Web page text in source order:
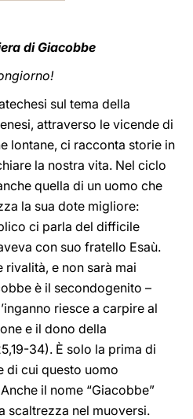
di Giacobbe
sul tema della
attraverso le vicende di
lontane, ci racconta storie in
la nostra vita. Nel ciclo
quella di un uomo che
la sua dote migliore:
ci parla del difficile
con suo fratello Esaù.
rivalità, e non sarà mai
è il secondogenito –
riesce a carpire al
e il dono della
34). È solo la prima di
di cui questo uomo
il nome “Giacobbe”
scaltrezza nel muoversi.